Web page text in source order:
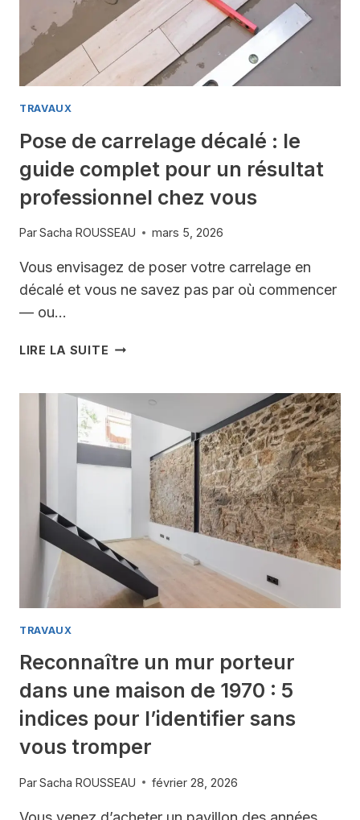
FAIT
ÉCONOMISER
DES
CENTAINES
D’EUROS
TRAVAUX
Pose de carrelage décalé : le
guide complet pour un résultat
professionnel chez vous
ParSacha ROUSSEAU mars 5, 2026
Vous envisagez de poser votre carrelage en
décalé et vous ne savez pas par où commencer
— ou…
LIRE LA SUITE POSE
DÉCALÉ
:
LE
COMPLET
RÉSULTAT
PROFESSIONNEL
CHEZ
VOUS
TRAVAUX
Reconnaître un mur porteur
dans une maison de 1970 : 5
indices pour l’identifier sans
vous tromper
ParSacha ROUSSEAU février 28, 2026